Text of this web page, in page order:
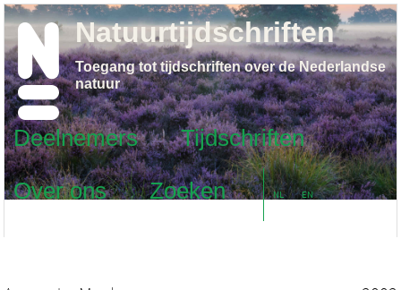
Deelnemers
Tijdschriften
Over ons
Zoeken NL EN
Natuurtijdschriften
Toegang tot tijdschriften over de Nederlandse
natuur